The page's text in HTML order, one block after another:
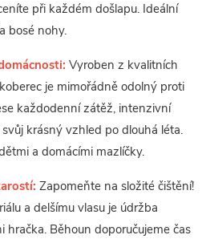
při každém došlapu. Ideální
bosé nohy.
Vyroben z kvalitních
je mimořádně odolný proti
každodenní zátěž, intenzivní
krásný vzhled po dlouhá léta.
a domácími mazlíčky.
Zapomeňte na složité čištění!
a delšímu vlasu je údržba
hračka. Běhoun doporučujeme čas